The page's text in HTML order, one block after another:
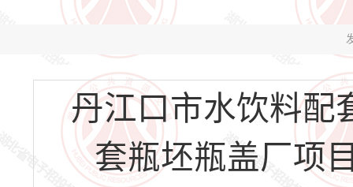
丹江口市水饮料配
套瓶坯瓶盖厂项